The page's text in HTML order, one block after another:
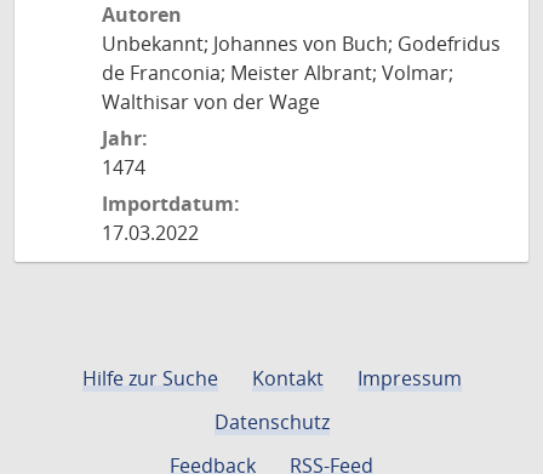
Autoren
Unbekannt; Johannes von Buch; Godefridus
de Franconia; Meister Albrant; Volmar;
Walthisar von der Wage
Jahr:
1474
Importdatum:
17.03.2022
Hilfe zur Suche Kontakt
Impressum
Datenschutz
Feedback
RSS-Feed